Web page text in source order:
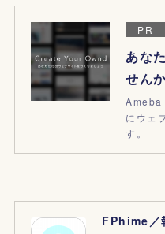
PR
あな
せん
Ameba
にウェ
す。
FPhime／